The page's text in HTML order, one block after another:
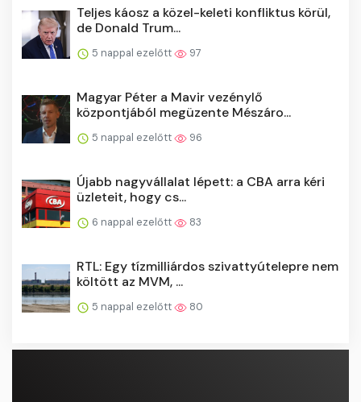
Teljes káosz a közel-keleti konfliktus körül,
de Donald Trum...
5 nappal ezelőtt 97
Magyar Péter a Mavir vezénylő
központjából megüzente Mészáro...
5 nappal ezelőtt 96
Újabb nagyvállalat lépett: a CBA arra kéri
üzleteit, hogy cs...
6 nappal ezelőtt 83
RTL: Egy tízmilliárdos szivattyútelepre nem
költött az MVM, ...
5 nappal ezelőtt 80